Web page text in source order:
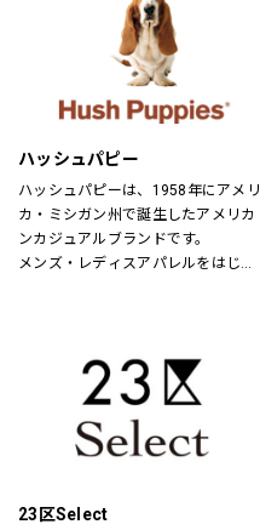
ハッシュパピー
ハッシュパピーは、1958年にアメリ
カ・ミシガン州で誕生したアメリカ
ンカジュアルブランドです。
メンズ・レディスアパレルをはじ
催！皆様のご来店を心よりお待ちし
ております！
23区Select